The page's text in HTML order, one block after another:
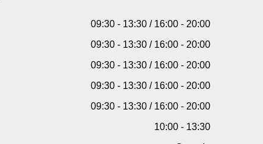
09:30 - 13:30 / 16:00 - 20:00
09:30 - 13:30 / 16:00 - 20:00
09:30 - 13:30 / 16:00 - 20:00
09:30 - 13:30 / 16:00 - 20:00
09:30 - 13:30 / 16:00 - 20:00
10:00 - 13:30